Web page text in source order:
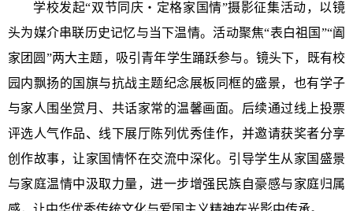
学校发起“双节同庆・定格家国情”摄影征集活动，以镜
头为媒介串联历史记忆与当下温情。活动聚焦“表白祖国”“阖
家团圆”两大主题，吸引青年学生踊跃参与。镜头下，既有校
园内飘扬的国旗与抗战主题纪念展板同框的盛景，也有学子
与家人围坐赏月、共话家常的温馨画面。后续通过线上投票
评选人气作品、线下展厅陈列优秀佳作，并邀请获奖者分享
创作故事，让家国情怀在交流中深化。引导学生从家国盛景
与家庭温情中汲取力量，进一步增强民族自豪感与家庭归属